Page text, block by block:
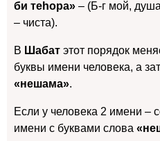
би теhора» – (Б-г мой,
– чиста).
В Шабат этот порядок
буквы имени человека, а
«нешама».
Если у человека 2 имени –
имени с буквами слова